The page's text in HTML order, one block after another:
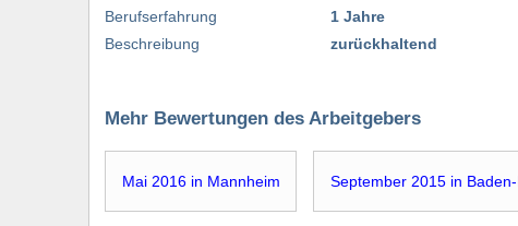
Berufserfahrung
Beschreibung
1 Jahre
zurückhaltend
Mehr Bewertungen des Arbeitgebers
Mai 2016 in Mannheim September 2015 in